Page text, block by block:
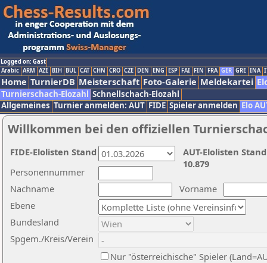
Logged on: Gast
Arabic ARM AZE BIH BUL CAT CHN CRO CZE DEN ENG ESP FAI FIN FRA GER GRE INA
Home TurnierDB Meisterschaft Foto-Galerie Meldekartei
Turnierschach-Elozahl Schnellschach-Elozahl
Allgemeines Turnier anmelden: AUT FIDE Spieler anmelden Elo
Willkommen bei den offiziellen
Nachname
Vorname
Ebene
Personennummer
Bundesland
Spgem./Kreis/Verein
Nur "österreichische" Spieler
AUT-Elolisten
10.879
FIDE-Elolisten Stand